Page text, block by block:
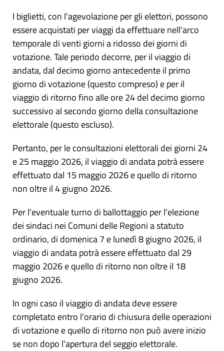
I biglietti, con l'agevolazione per gli elettori, possono
essere acquistati per viaggi da effettuare nell'arco
temporale di venti giorni a ridosso dei giorni di
votazione. Tale periodo decorre, per il viaggio di
andata, dal decimo giorno antecedente il primo
giorno di votazione (questo compreso) e per il
viaggio di ritorno fino alle ore 24 del decimo giorno
successivo al secondo giorno della consultazione
elettorale (questo escluso).
Pertanto, per le consultazioni elettorali dei giorni 24
e 25 maggio 2026, il viaggio di andata potrà essere
effettuato dal 15 maggio 2026 e quello di ritorno
non oltre il 4 giugno 2026.
Per l'eventuale turno di ballottaggio per l'elezione
dei sindaci nei Comuni delle Regioni a statuto
ordinario, di domenica 7 e lunedì 8 giugno 2026, il
viaggio di andata potrà essere effettuato dal 29
maggio 2026 e quello di ritorno non oltre il 18
giugno 2026.
In ogni caso il viaggio di andata deve essere
completato entro l'orario di chiusura delle operazioni
di votazione e quello di ritorno non può avere inizio
se non dopo l'apertura del seggio elettorale.